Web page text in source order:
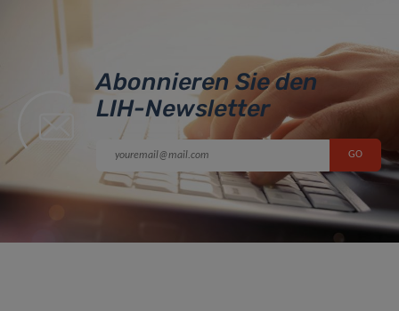
Abonnieren Sie den
LIH-Newsletter